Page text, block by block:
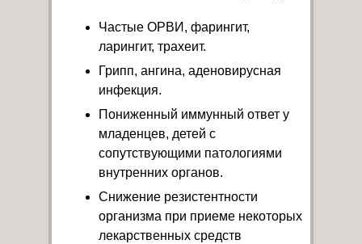
Частые ОРВИ, фарингит,
ларингит, трахеит.
Грипп, ангина, аденовирусная
инфекция.
Пониженный иммунный ответ у
младенцев, детей с
сопутствующими патологиями
внутренних органов.
Снижение резистентности
организма при приеме некоторых
лекарственных средств